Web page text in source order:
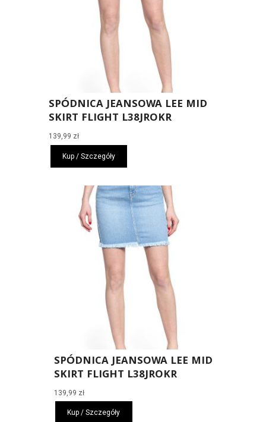
SPÓDNICA JEANSOWA LEE MID
SKIRT FLIGHT L38JROKR
139,99 zł
Kup / Szczegóły
SPÓDNICA JEANSOWA LEE MID
SKIRT FLIGHT L38JROKR
139,99 zł
Kup / Szczegóły